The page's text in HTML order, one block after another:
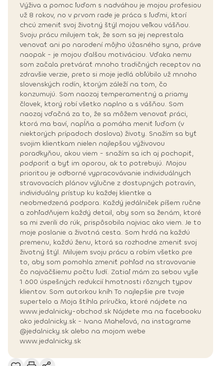
Výživa a pomoc ľuďom s nadváhou je mojou profesiou
už 8 rokov, no v prvom rade je práca s ľuďmi, ktorí
chcú zmeniť svoj životný štýl mojou veľkou vášňou.
Svoju prácu milujem tak, že som sa jej neprestala
venovať ani po narodení môjho úžasného syna, práve
naopak - je mojou ďalšou motiváciou. Vďaka nemu
som začala pretvárať mnoho tradičných receptov na
zdravšie verzie, preto si moje jedlá obľúbilo už mnoho
slovenských rodín, ktorým záleží na tom, čo
konzumujú. Som naozaj temperamentný a priamy
človek, ktorý robí všetko naplno a s vášňou. Som
naozaj vďačná za to, že sa môžem venovať práci,
ktorá ma baví, napĺňa a pomáha meniť ľuďom (v
niektorých prípadoch doslova) životy. Snažím sa byť
svojim klientkam nielen najlepšou výživovou
poradkyňou, akou viem - snažím sa ich aj pochopiť,
podporiť a byť im oporou, ak to potrebujú. Mojou
prioritou je odborné vypracovávanie individuálnych
stravovacích plánov výlučne z dostupných potravín,
individuálny prístup ku každej klientke a
neobmedzená podpora. Každý jedálniček píšem ručne
a zohľadňujem každý detail, aby som sa ženám, ktoré
sa mi zverili do rúk, prispôsobila najviac ako viem. Je to
moje poslanie a životná cesta. Som hrdá na každú
premenu, každú ženu, ktorá sa rozhodne zmeniť svoj
životný štýl. Milujem svoju prácu a robím všetko pre
to, aby som pomohla zmeniť pohľad na stravovanie
čo najväčšiemu počtu ľudí. Zatiaľ mám za sebou vyše
1 600 úspešných redukcií hmotnosti rôznych typov
klientov. Som autorkou kníh To najlepšie pre tvoje
supertelo a Moja štíhla príručka, ktoré nájdete na
www.jedalnicky-obchod.sk Nájdete ma na facebooku
ako jedalnicky.sk - Ivana Maheľová, na instagrame
@jedalnicky.sk alebo na mojom webe
www.jedalnicky.sk